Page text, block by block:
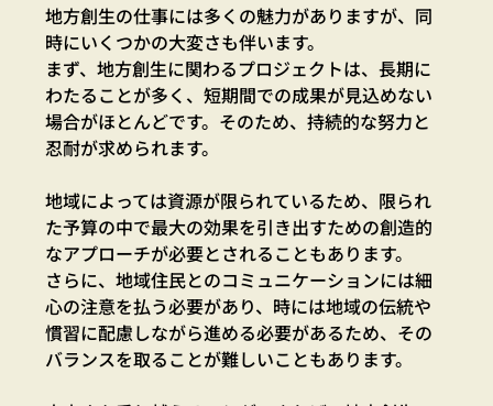
地方創生の仕事には多くの魅力がありますが、同
時にいくつかの大変さも伴います。
まず、地方創生に関わるプロジェクトは、長期に
わたることが多く、短期間での成果が見込めない
場合がほとんどです。そのため、持続的な努力と
忍耐が求められます。
地域によっては資源が限られているため、限られ
た予算の中で最大の効果を引き出すための創造的
なアプローチが必要とされることもあります。
さらに、地域住民とのコミュニケーションには細
心の注意を払う必要があり、時には地域の伝統や
慣習に配慮しながら進める必要があるため、その
バランスを取ることが難しいこともあります。